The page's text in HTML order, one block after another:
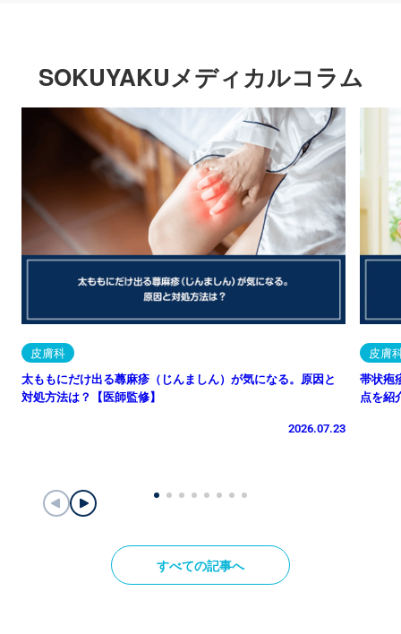
SOKUYAKUメディカルコラム
皮膚科
太ももにだけ出る蕁麻疹（じんましん）が気になる。原因と
対処方法は？【医師監修】
2026.07.23
皮膚
帯状疱
点を紹
すべての記事へ